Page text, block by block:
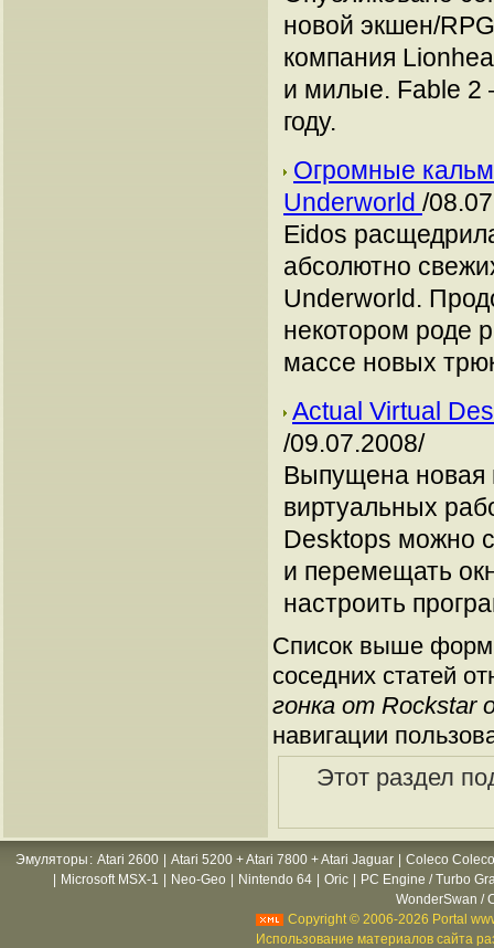
новой экшен/
компания
и милые. Fable 2
году.
Огромные
Underworld /
Eidos
абсолютно
Underworld.
некотором роде
массе новых
Actual Virtual
/09.07.2008/
Выпущена новая
виртуальных
Desktops можно
и перемещать
настроить
Список выше
соседних статей
гонка от Rockstar
навигации
Этот раздел
Эмуляторы : Atari 2600 Atari 5200 + Atari 7800 + Atari Jaguar
Coleco
Microsoft MSX-1 Neo-Geo Nintendo 64 Oric
PC Engine / Turbo
WonderSwan /
Copyright © 2006-2026 Portal
Использование материалов сайта